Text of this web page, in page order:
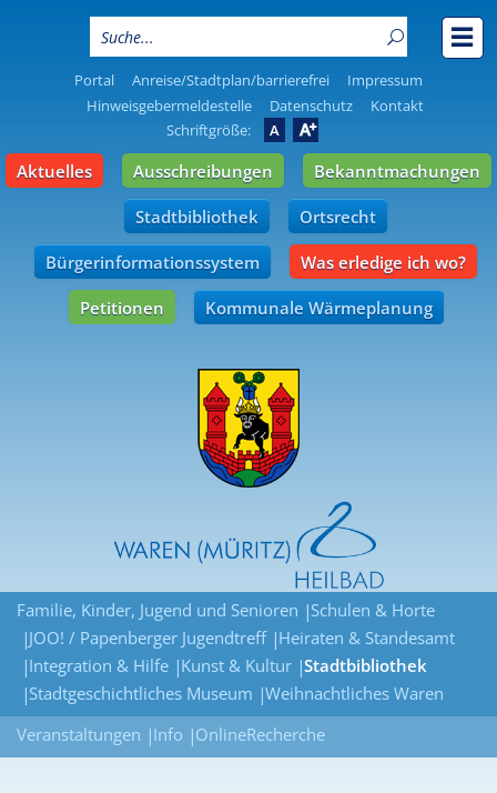
Portal Anreise/Stadtplan/barrierefrei
Impressum
Hinweisgebermeldestelle
Datenschutz
Kontakt
Schriftgröße:
A A
Aktuelles Ausschreibungen Bekanntmachungen
Stadtbibliothek Ortsrecht
Bürgerinformationssystem Was erledige ich wo?
Petitionen Kommunale Wärmeplanung
Familie, Kinder, Jugend und Senioren
Schulen & Horte
JOO! / Papenberger Jugendtreff Heiraten & Standesamt
Integration & Hilfe Kunst & Kultur Stadtbibliothek
Stadtgeschichtliches Museum Weihnachtliches Waren
Veranstaltungen
Info OnlineRecherche